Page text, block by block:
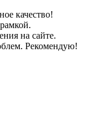
качество!
на сайте.
Рекомендую!